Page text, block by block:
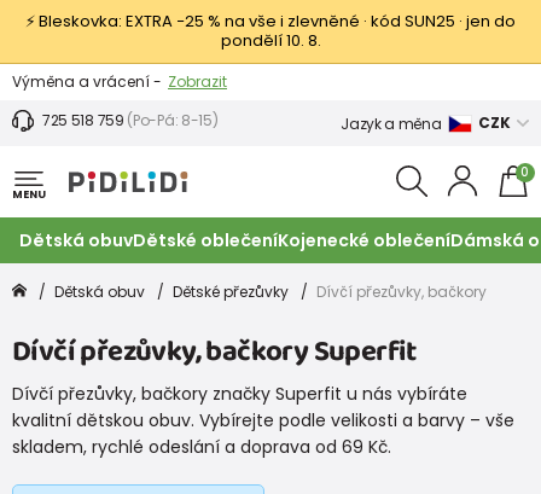
⚡ Bleskovka: EXTRA −25 % na vše i zlevněné · kód SUN25 · jen do
pondělí 10. 8.
Výměna a vrácení - Zobrazit
Sleva 100 Kč na první nákup -
725 518 759 (Po-Pá: 8-15) Jazyk a měna CZK
MENU
0
Dětská obuvDětské oblečeníKojenecké oblečeníDámská
Dětská obuv Dětské přezůvky Dívčí přezůvky, bačkory
Dívčí přezůvky, bačkory Superfit
Dívčí přezůvky, bačkory značky Superfit u nás vybíráte
kvalitní dětskou obuv. Vybírejte podle velikosti a barvy – vše
skladem, rychlé odeslání a doprava od 69 Kč.